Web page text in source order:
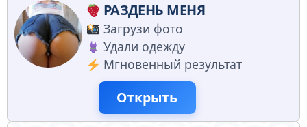
РАЗДЕНЬ МЕНЯ
Загрузи фото
Удали одежду
Мгновенный результат
Открыть